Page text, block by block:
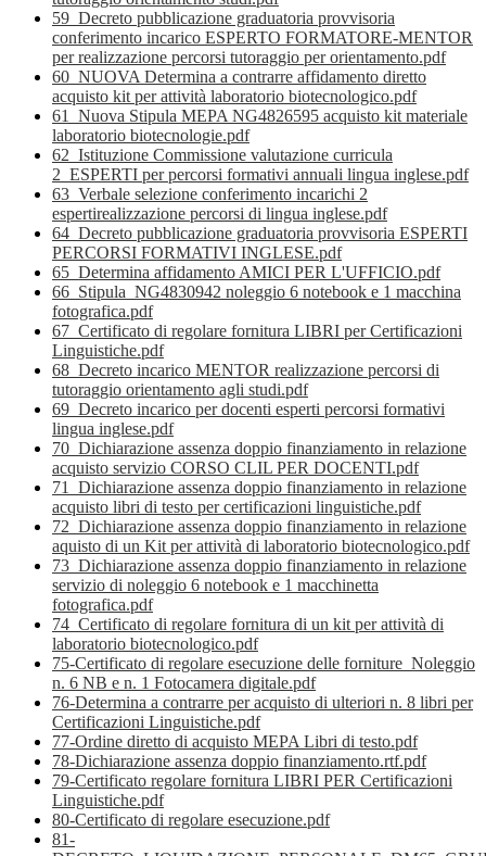
59_Decreto pubblicazione graduatoria provvisoria
conferimento incarico ESPERTO FORMATORE-MENTOR
per realizzazione percorsi tutoraggio per orientamento.pdf
60_NUOVA Determina a contrarre affidamento diretto
acquisto kit per attività laboratorio biotecnologico.pdf
61_Nuova Stipula MEPA NG4826595 acquisto kit materiale
laboratorio biotecnologie.pdf
62_Istituzione Commissione valutazione curricula
2_ESPERTI per percorsi formativi annuali lingua inglese.pdf
63_Verbale selezione conferimento incarichi 2
espertirealizzazione percorsi di lingua inglese.pdf
64_Decreto pubblicazione graduatoria provvisoria ESPERTI
PERCORSI FORMATIVI INGLESE.pdf
65_Determina affidamento AMICI PER L'UFFICIO.pdf
66_Stipula_NG4830942 noleggio 6 notebook e 1 macchina
fotografica.pdf
67_Certificato di regolare fornitura LIBRI per Certificazioni
Linguistiche.pdf
68_Decreto incarico MENTOR realizzazione percorsi di
tutoraggio orientamento agli studi.pdf
69_Decreto incarico per docenti esperti percorsi formativi
lingua inglese.pdf
70_Dichiarazione assenza doppio finanziamento in relazione
acquisto servizio CORSO CLIL PER DOCENTI.pdf
71_Dichiarazione assenza doppio finanziamento in relazione
acquisto libri di testo per certificazioni linguistiche.pdf
72_Dichiarazione assenza doppio finanziamento in relazione
aquisto di un Kit per attività di laboratorio biotecnologico.pdf
73_Dichiarazione assenza doppio finanziamento in relazione
servizio di noleggio 6 notebook e 1 macchinetta
fotografica.pdf
74_Certificato di regolare fornitura di un kit per attività di
laboratorio biotecnologico.pdf
75-Certificato di regolare esecuzione delle forniture_Noleggio
n. 6 NB e n. 1 Fotocamera digitale.pdf
76-Determina a contrarre per acquisto di ulteriori n. 8 libri per
Certificazioni Linguistiche.pdf
77-Ordine diretto di acquisto MEPA Libri di testo.pdf
78-Dichiarazione assenza doppio finanziamento.rtf.pdf
79-Certificato regolare fornitura LIBRI PER Certificazioni
Linguistiche.pdf
80-Certificato di regolare esecuzione.pdf
81-